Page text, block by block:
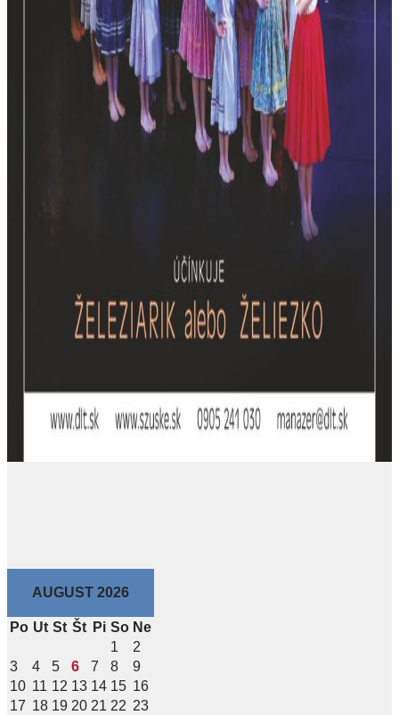
AUGUST 2026
Po Ut St Št Pi So Ne
1
2
3
4 5 6 7 8
9
10 11 12 13 14 15 16
17 18 19 20 21 22 23